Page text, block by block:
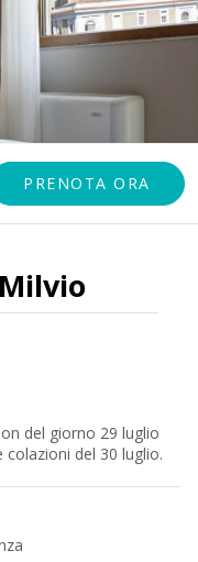
PRENOTA ORA
del giorno 29 luglio
colazioni del 30 luglio.